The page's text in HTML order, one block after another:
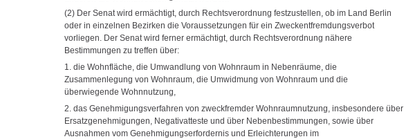
(2) Der Senat wird ermächtigt, durch Rechtsverordnung festzustellen, ob im Land Berlin
oder in einzelnen Bezirken die Voraussetzungen für ein Zweckentfremdungsverbot
vorliegen. Der Senat wird ferner ermächtigt, durch Rechtsverordnung nähere
Bestimmungen zu treffen über:
1. die Wohnfläche, die Umwandlung von Wohnraum in Nebenräume, die
Zusammenlegung von Wohnraum, die Umwidmung von Wohnraum und die
überwiegende Wohnnutzung,
2. das Genehmigungsverfahren von zweckfremder Wohnraumnutzung, insbesondere über
Ersatzgenehmigungen, Negativatteste und über Nebenbestimmungen, sowie über
Ausnahmen vom Genehmigungserfordernis und Erleichterungen im